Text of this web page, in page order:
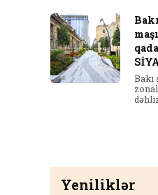
Bakı
Yeniliklər